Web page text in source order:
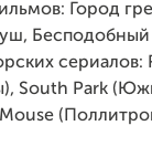
Город
сериалов:
South Park